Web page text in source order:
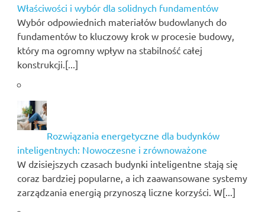
Właściwości i wybór dla solidnych fundamentów
Wybór odpowiednich materiałów budowlanych do
fundamentów to kluczowy krok w procesie budowy,
który ma ogromny wpływ na stabilność całej
konstrukcji.[...]
Rozwiązania energetyczne dla budynków
inteligentnych: Nowoczesne i zrównoważone
W dzisiejszych czasach budynki inteligentne stają się
coraz bardziej popularne, a ich zaawansowane systemy
zarządzania energią przynoszą liczne korzyści. W[...]